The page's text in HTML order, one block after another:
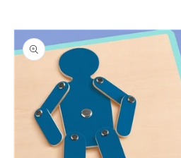
directamente
a la
información
del producto